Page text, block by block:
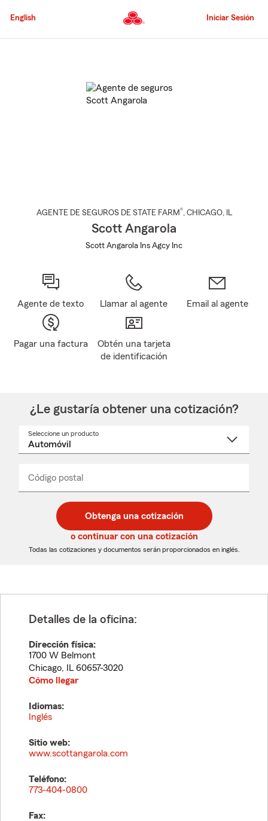
al
principal
English Iniciar Sesión
AGENTE DE SEGUROS DE STATE FARM®, CHICAGO, IL
Scott Angarola
Scott Angarola Ins Agcy Inc
Agente de texto Llamar al agente Email al agente
Pagar una factura
Obtén una tarjeta
de identificación
¿Le gustaría obtener una cotización?
Seleccione un producto
desplegable
Código postal
de
5
dígitos
de
5
dígitos
_____
Obtenga una cotización
o continuar con una cotización
Todas las cotizaciones y documentos serán proporcionados en inglés.
Detalles de la oficina:
Dirección física:
1700 W Belmont
Chicago, IL 60657-3020
Cómo llegar
Idiomas:
Inglés
Sitio web:
www.scottangarola.com
Teléfono:
773-404-0800
Fax: